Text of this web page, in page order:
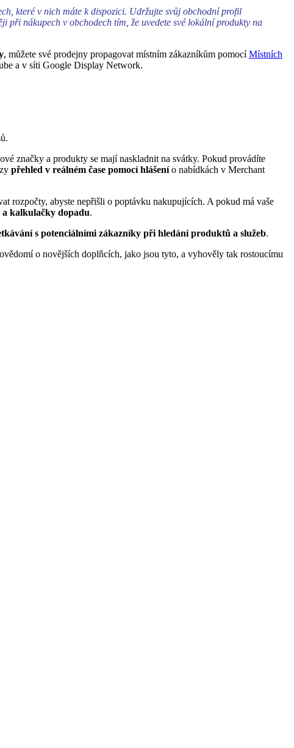
které v nich máte k dispozici. Udržujte svůj obchodní profil
při nákupech v obchodech tím, že uvedete své lokální produkty na
, můžete své prodejny propagovat místním zákazníkům pomocíMístních
a v síti Google Display Network.
značky a produkty se mají naskladnit na svátky. Pokud provádíte
přehled v reálném čase pomocí hlášenío nabídkách v Merchant
rozpočty, abyste nepřišli o poptávku nakupujících. A pokud má vaše
kalkulačky dopadu.
s potenciálními zákazníky při hledání produktů a služeb.
o novějších doplňcích, jako jsou tyto, a vyhověly tak rostoucímu